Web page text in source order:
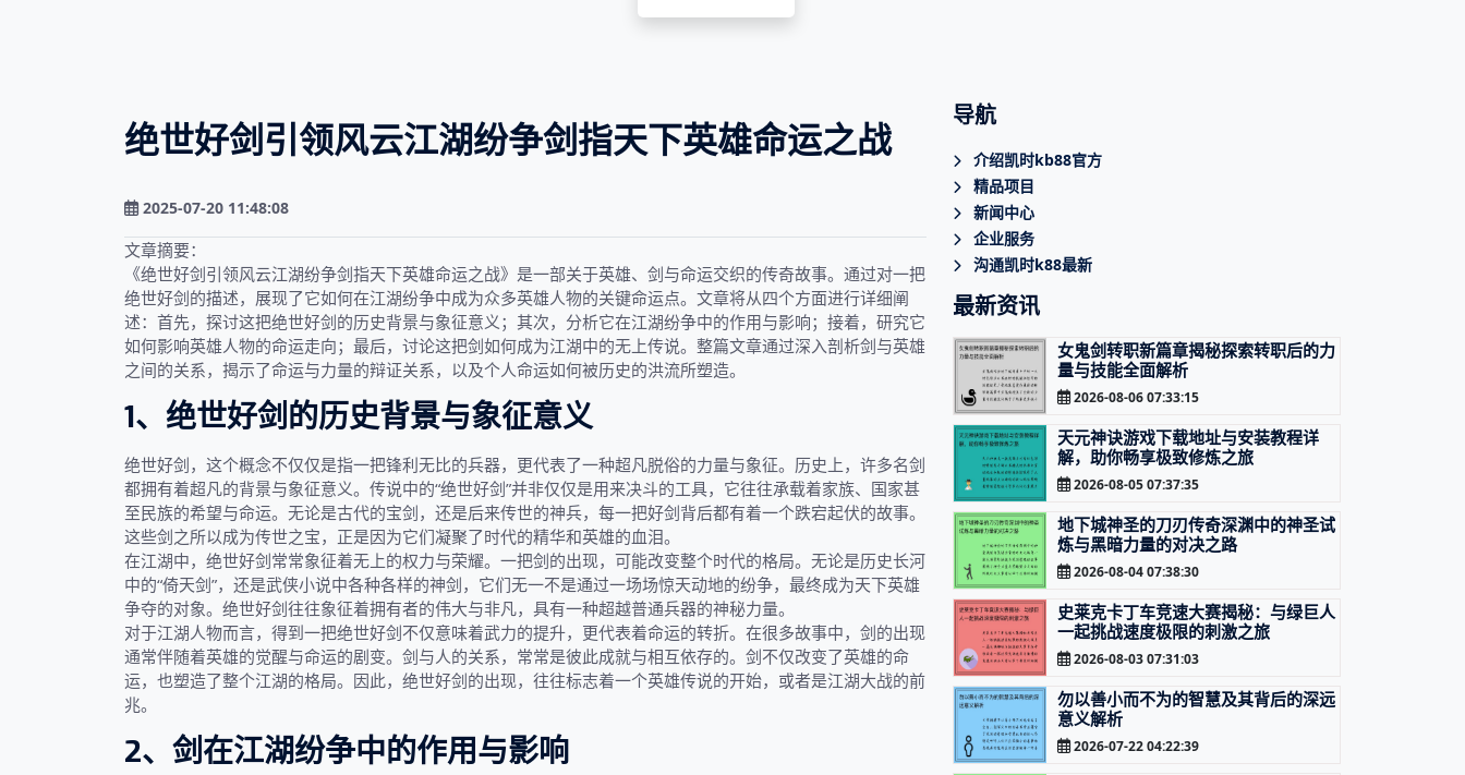
绝世好剑引领风云江湖纷争剑指天下英雄命运之战
2025-07-20 11:48:08
文章摘要：
《绝世好剑引领风云江湖纷争剑指天下英雄命运之战》是一部关于英雄、剑与命运交织的传奇故事。通过对一把
绝世好剑的描述，展现了它如何在江湖纷争中成为众多英雄人物的关键命运点。文章将从四个方面进行详细阐
述：首先，探讨这把绝世好剑的历史背景与象征意义；其次，分析它在江湖纷争中的作用与影响；接着，研究它
如何影响英雄人物的命运走向；最后，讨论这把剑如何成为江湖中的无上传说。整篇文章通过深入剖析剑与英雄
之间的关系，揭示了命运与力量的辩证关系，以及个人命运如何被历史的洪流所塑造。
1、绝世好剑的历史背景与象征意义
绝世好剑，这个概念不仅仅是指一把锋利无比的兵器，更代表了一种超凡脱俗的力量与象征。历史上，许多名剑
都拥有着超凡的背景与象征意义。传说中的“绝世好剑”并非仅仅是用来决斗的工具，它往往承载着家族、国家甚
至民族的希望与命运。无论是古代的宝剑，还是后来传世的神兵，每一把好剑背后都有着一个跌宕起伏的故事。
这些剑之所以成为传世之宝，正是因为它们凝聚了时代的精华和英雄的血泪。
在江湖中，绝世好剑常常象征着无上的权力与荣耀。一把剑的出现，可能改变整个时代的格局。无论是历史长河
中的“倚天剑”，还是武侠小说中各种各样的神剑，它们无一不是通过一场场惊天动地的纷争，最终成为天下英雄
争夺的对象。绝世好剑往往象征着拥有者的伟大与非凡，具有一种超越普通兵器的神秘力量。
对于江湖人物而言，得到一把绝世好剑不仅意味着武力的提升，更代表着命运的转折。在很多故事中，剑的出现
通常伴随着英雄的觉醒与命运的剧变。剑与人的关系，常常是彼此成就与相互依存的。剑不仅改变了英雄的命
运，也塑造了整个江湖的格局。因此，绝世好剑的出现，往往标志着一个英雄传说的开始，或者是江湖大战的前
兆。
2、剑在江湖纷争中的作用与影响
导航
介绍凯时kb88官方
精品项目
新闻中心
企业服务
沟通凯时k88最新
最新资讯
女鬼剑转职新篇章揭秘探索转职后的力
量与技能全面解析
2026-08-06 07:33:15
天元神诀游戏下载地址与安装教程详
解，助你畅享极致修炼之旅
2026-08-05 07:37:35
地下城神圣的刀刃传奇深渊中的神圣试
炼与黑暗力量的对决之路
2026-08-04 07:38:30
史莱克卡丁车竞速大赛揭秘：与绿巨人
一起挑战速度极限的刺激之旅
2026-08-03 07:31:03
勿以善小而不为的智慧及其背后的深远
意义解析
2026-07-22 04:22:39